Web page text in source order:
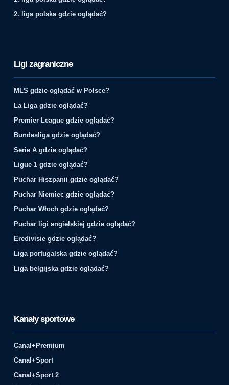
2. liga polska gdzie oglądać?
Ligi zagraniczne
MLS gdzie oglądać w Polsce?
La Liga gdzie oglądać?
Premier League gdzie oglądać?
Bundesliga gdzie oglądać?
Serie A gdzie oglądać?
Ligue 1 gdzie oglądać?
Puchar Hiszpanii gdzie oglądać?
Puchar Niemiec gdzie oglądać?
Puchar Włoch gdzie oglądać?
Puchar ligi angielskiej gdzie oglądać?
Eredivisie gdzie oglądać?
Liga portugalska gdzie oglądać?
Liga belgijska gdzie oglądać?
Kanały sportowe
Canal+Premium
Canal+Sport
Canal+Sport 2